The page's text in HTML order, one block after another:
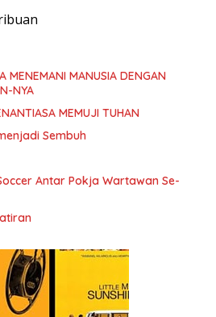
MENEMANI MANUSIA DENGAN
NYA
MEMUJI TUHAN
Sembuh
Antar Pokja Wartawan Se-